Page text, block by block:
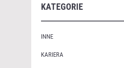
KATEGORIE
INNE
KARIERA